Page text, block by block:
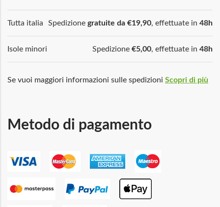
Tutta italia Spedizione gratuite da €19,90, effettuate in 48h
Isole minori Spedizione €5,00, effettuate in 48h
Se vuoi maggiori informazioni sulle spedizioni Scopri di più
Metodo di pagamento